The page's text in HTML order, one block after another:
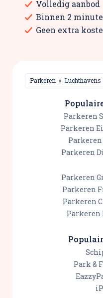
Volledig aanbod
Binnen 2
Geen extra
Parkeren » Luchthavens
Parkeren
Parkeren
Parkeren
Parkeren
Parkeren
Parkeren
Parkeren
Park &